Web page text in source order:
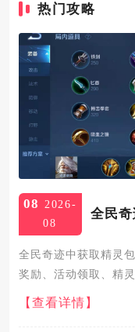
热门攻略
08 2026-
08
全民
全民奇迹中获取精灵
奖励、活动领取、精
氪金、平民与养成全
购买是最直接的获取
【查看详情】